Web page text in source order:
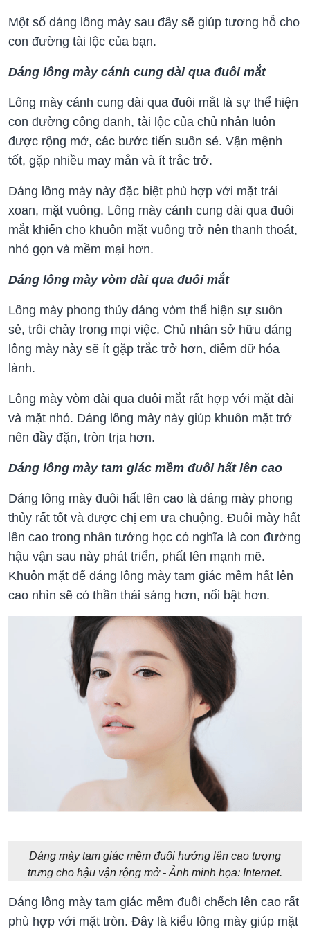
Một số dáng lông mày sau đây sẽ giúp tương hỗ cho
con đường tài lộc của bạn.
Dáng lông mày cánh cung dài qua đuôi mắt
Lông mày cánh cung dài qua đuôi mắt là sự thể hiện
con đường công danh, tài lộc của chủ nhân luôn
được rộng mở, các bước tiến suôn sẻ. Vận mệnh
tốt, gặp nhiều may mắn và ít trắc trở.
Dáng lông mày này đặc biệt phù hợp với mặt trái
xoan, mặt vuông. Lông mày cánh cung dài qua đuôi
mắt khiến cho khuôn mặt vuông trở nên thanh thoát,
nhỏ gọn và mềm mại hơn.
Dáng lông mày vòm dài qua đuôi mắt
Lông mày phong thủy dáng vòm thể hiện sự suôn
sẻ, trôi chảy trong mọi việc. Chủ nhân sở hữu dáng
lông mày này sẽ ít gặp trắc trở hơn, điềm dữ hóa
lành.
Lông mày vòm dài qua đuôi mắt rất hợp với mặt dài
và mặt nhỏ. Dáng lông mày này giúp khuôn mặt trở
nên đầy đặn, tròn trịa hơn.
Dáng lông mày tam giác mềm đuôi hất lên cao
Dáng lông mày đuôi hất lên cao là dáng mày phong
thủy rất tốt và được chị em ưa chuộng. Đuôi mày hất
lên cao trong nhân tướng học có nghĩa là con đường
hậu vận sau này phát triển, phất lên mạnh mẽ.
Khuôn mặt để dáng lông mày tam giác mềm hất lên
cao nhìn sẽ có thần thái sáng hơn, nổi bật hơn.
Dáng mày tam giác mềm đuôi hướng lên cao tượng
trưng cho hậu vận rộng mở - Ảnh minh họa: Internet.
Dáng lông mày tam giác mềm đuôi chếch lên cao rất
phù hợp với mặt tròn. Đây là kiểu lông mày giúp mặt